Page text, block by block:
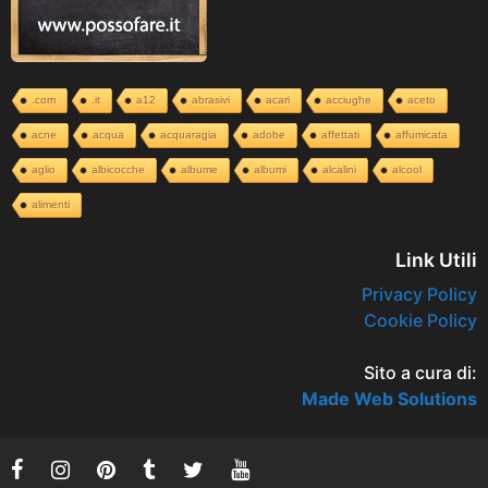
.com .it a12 abrasivi acari acciughe aceto
acne acqua acquaragia adobe affettati affumicata
aglio albicocche albume albumi alcalini alcool
alimenti
Link Utili
Privacy Policy
Cookie Policy
Sito a cura di:
Made Web Solutions